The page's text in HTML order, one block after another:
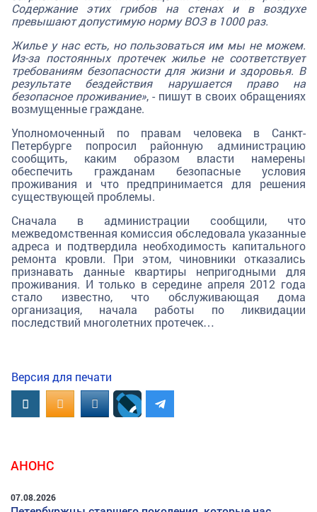
Содержание этих грибов на стенах и в воздухе
превышают допустимую норму ВОЗ в 1000 раз.
Жилье у нас есть, но пользоваться им мы не можем.
Из-за постоянных протечек жилье не соответствует
требованиям безопасности для жизни и здоровья. В
результате бездействия нарушается право на
безопасное проживание», - пишут в своих обращениях
возмущенные граждане.
Уполномоченный по правам человека в Санкт-
Петербурге попросил районную администрацию
сообщить, каким образом власти намерены
обеспечить гражданам безопасные условия
проживания и что предпринимается для решения
существующей проблемы.
Сначала в администрации сообщили, что
межведомственная комиссия обследовала указанные
адреса и подтвердила необходимость капитального
ремонта кровли. При этом, чиновники отказались
признавать данные квартиры непригодными для
проживания. И только в середине апреля 2012 года
стало известно, что обслуживающая дома
организация, начала работы по ликвидации
последствий многолетних протечек…
Версия для печати
ВконтактеOK.RUMAIL.RU
АНОНС
07.08.2026